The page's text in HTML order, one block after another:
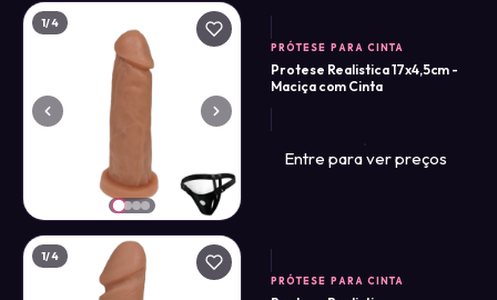
1/4
PRÓTESE PARA CINTA
Protese Realistica 17x4,5cm -
Maciça com Cinta
Entre para ver preços
1/4
PRÓTESE PARA CINTA